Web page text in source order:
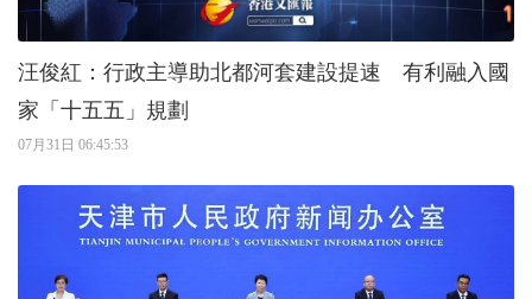
汪俊紅：行政主導助北都河套建設提速 有利融入國
家「十五五」規劃
07月31日 06:45:53